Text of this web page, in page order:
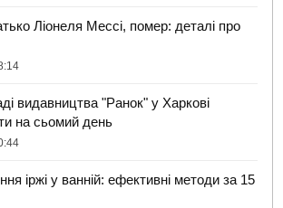
Ліонеля Мессі, помер: деталі про
видавництва "Ранок" у Харкові
на сьомий день
іржі у ванній: ефективні методи за 15